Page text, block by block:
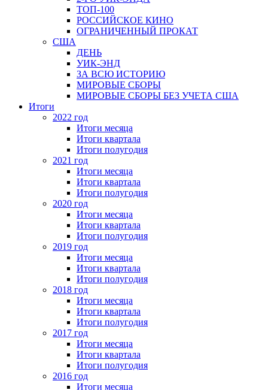
ТОП-100
РОССИЙСКОЕ КИНО
ОГРАНИЧЕННЫЙ ПРОКАТ
США
ДЕНЬ
УИК-ЭНД
ЗА ВСЮ ИСТОРИЮ
МИРОВЫЕ СБОРЫ
МИРОВЫЕ СБОРЫ БЕЗ УЧЕТА США
Итоги
2022 год
Итоги месяца
Итоги квартала
Итоги полугодия
2021 год
Итоги месяца
Итоги квартала
Итоги полугодия
2020 год
Итоги месяца
Итоги квартала
Итоги полугодия
2019 год
Итоги месяца
Итоги квартала
Итоги полугодия
2018 год
Итоги месяца
Итоги квартала
Итоги полугодия
2017 год
Итоги месяца
Итоги квартала
Итоги полугодия
2016 год
Итоги месяца